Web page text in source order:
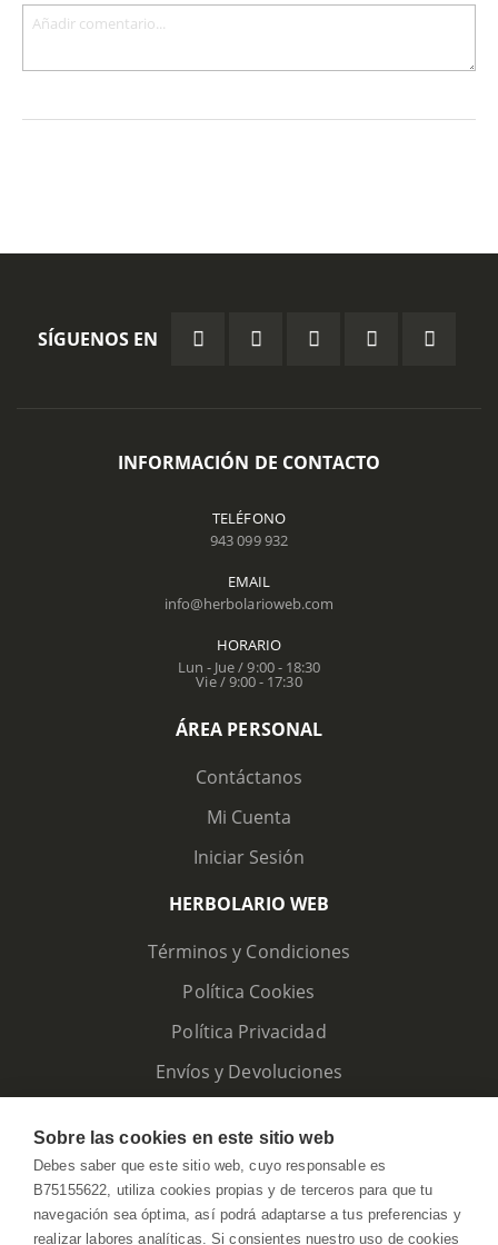
SÍGUENOS EN
INFORMACIÓN DE CONTACTO
TELÉFONO
943 099 932
EMAIL
info@herbolarioweb.com
HORARIO
Lun - Jue / 9:00 - 18:30
Vie / 9:00 - 17:30
ÁREA PERSONAL
Contáctanos
Mi Cuenta
Iniciar Sesión
HERBOLARIO WEB
Términos y Condiciones
Política Cookies
Política Privacidad
Envíos y Devoluciones
Sobre las cookies en este sitio web
Debes saber que este sitio web, cuyo responsable es
B75155622, utiliza cookies propias y de terceros para que tu
navegación sea óptima, así podrá adaptarse a tus preferencias y
realizar labores analíticas. Si consientes nuestro uso de cookies